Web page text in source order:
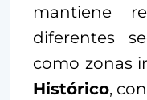
mantiene
diferentes
como zonas
Histórico,